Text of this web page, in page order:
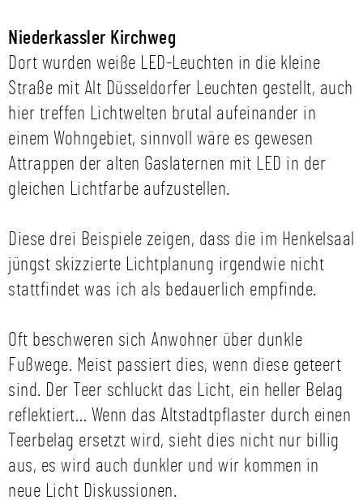
Niederkassler Kirchweg
Dort wurden weiße LED-Leuchten in die kleine
Straße mit Alt Düsseldorfer Leuchten gestellt, auch
hier treffen Lichtwelten brutal aufeinander in
einem Wohngebiet, sinnvoll wäre es gewesen
Attrappen der alten Gaslaternen mit LED in der
gleichen Lichtfarbe aufzustellen.
Diese drei Beispiele zeigen, dass die im Henkelsaal
jüngst skizzierte Lichtplanung irgendwie nicht
stattfindet was ich als bedauerlich empfinde.
Oft beschweren sich Anwohner über dunkle
Fußwege. Meist passiert dies, wenn diese geteert
sind. Der Teer schluckt das Licht, ein heller Belag
reflektiert… Wenn das Altstadtpflaster durch einen
Teerbelag ersetzt wird, sieht dies nicht nur billig
aus, es wird auch dunkler und wir kommen in
neue Licht Diskussionen.